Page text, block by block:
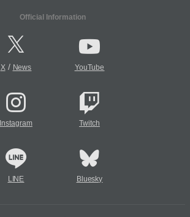
Official Information
X/ News YouTube
Instagram Twitch
LINE Bluesky